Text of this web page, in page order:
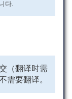
다.
（翻译时需
需要翻译。